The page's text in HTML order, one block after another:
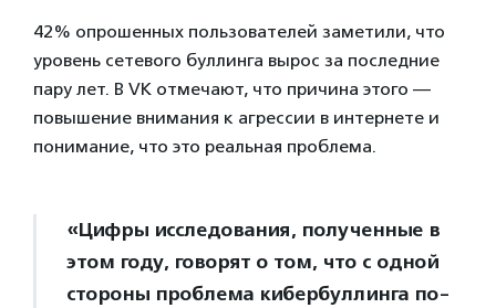
42% опрошенных пользователей заметили, что
уровень сетевого буллинга вырос за последние
пару лет. В VK отмечают, что причина этого —
повышение внимания к агрессии в интернете и
понимание, что это реальная проблема.
«Цифры исследования, полученные в
этом году, говорят о том, что с одной
стороны проблема кибербуллинга по-